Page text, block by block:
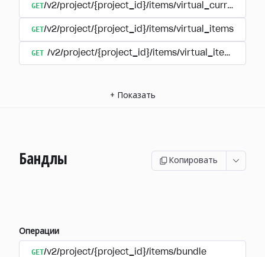
GET/v2/project/{project_id}/items/virtual_currency/
GET/v2/project/{project_id}/items/virtual_items
GET /v2/project/{project_id}/items/virtual_items/
+ Показать
Бандлы Копировать
Операции
GET/v2/project/{project_id}/items/bundle